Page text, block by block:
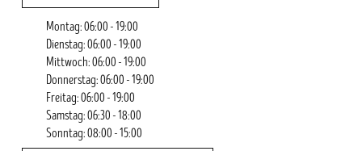
Montag: 06:00 - 19:00
Dienstag: 06:00 - 19:00
Mittwoch: 06:00 - 19:00
Donnerstag: 06:00 - 19:00
Freitag: 06:00 - 19:00
Samstag: 06:30 - 18:00
Sonntag: 08:00 - 15:00